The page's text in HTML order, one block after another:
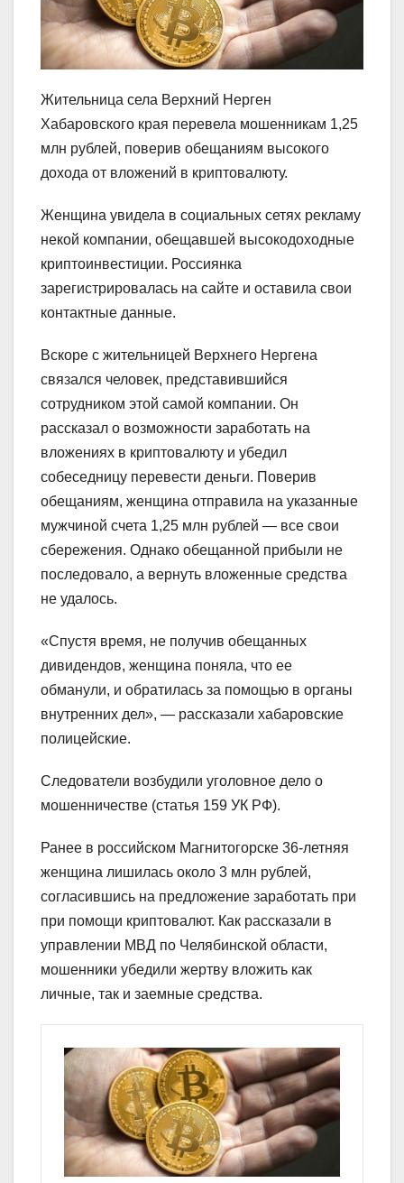
Жительница села Верхний Нерген
Хабаровского края перевела мошенникам 1,25
млн рублей, поверив обещаниям высокого
дохода от вложений в криптовалюту.
Женщина увидела в социальных сетях рекламу
некой компании, обещавшей высокодоходные
криптоинвестиции. Россиянка
зарегистрировалась на сайте и оставила свои
контактные данные.
Вскоре с жительницей Верхнего Нергена
связался человек, представившийся
сотрудником этой самой компании. Он
рассказал о возможности заработать на
вложениях в криптовалюту и убедил
собеседницу перевести деньги. Поверив
обещаниям, женщина отправила на указанные
мужчиной счета 1,25 млн рублей — все свои
сбережения. Однако обещанной прибыли не
последовало, а вернуть вложенные средства
не удалось.
«Спустя время, не получив обещанных
дивидендов, женщина поняла, что ее
обманули, и обратилась за помощью в органы
внутренних дел», — рассказали хабаровские
полицейские.
Следователи возбудили уголовное дело о
мошенничестве (статья 159 УК РФ).
Ранее в российском Магнитогорске 36-летняя
женщина лишилась около 3 млн рублей,
согласившись на предложение заработать при
при помощи криптовалют. Как рассказали в
управлении МВД по Челябинской области,
мошенники убедили жертву вложить как
личные, так и заемные средства.